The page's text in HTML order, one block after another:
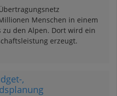
Menschen in einem
zu den Alpen. Dort wird ein
erzeugt.
,